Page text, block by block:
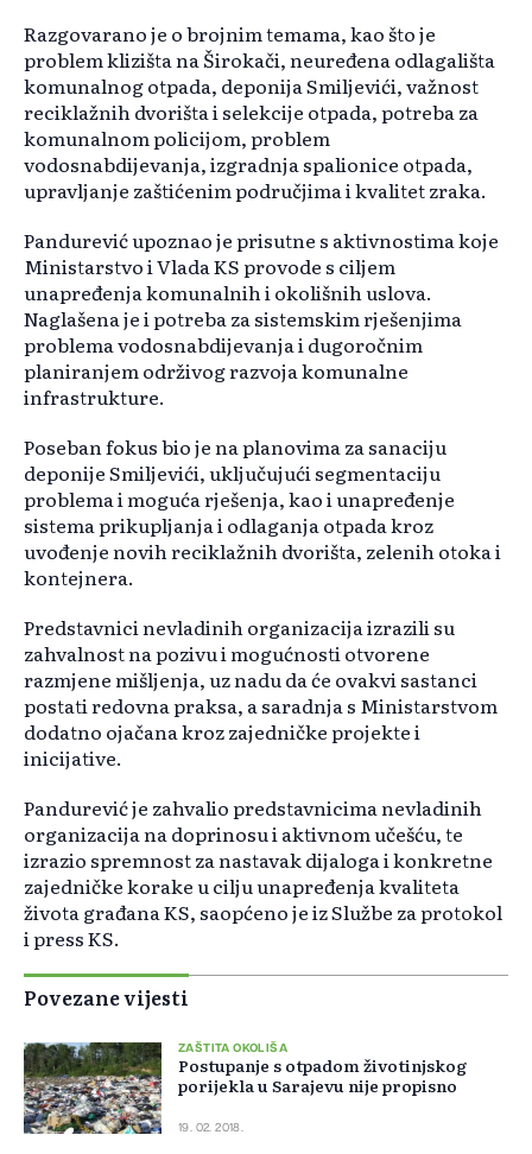
Razgovarano je o brojnim temama, kao što je
problem klizišta na Širokači, neuređena odlagališta
komunalnog otpada, deponija Smiljevići, važnost
reciklažnih dvorišta i selekcije otpada, potreba za
komunalnom policijom, problem
vodosnabdijevanja, izgradnja spalionice otpada,
upravljanje zaštićenim područjima i kvalitet zraka.
Pandurević upoznao je prisutne s aktivnostima koje
Ministarstvo i Vlada KS provode s ciljem
unapređenja komunalnih i okolišnih uslova.
Naglašena je i potreba za sistemskim rješenjima
problema vodosnabdijevanja i dugoročnim
planiranjem održivog razvoja komunalne
infrastrukture.
Poseban fokus bio je na planovima za sanaciju
deponije Smiljevići, uključujući segmentaciju
problema i moguća rješenja, kao i unapređenje
sistema prikupljanja i odlaganja otpada kroz
uvođenje novih reciklažnih dvorišta, zelenih otoka i
kontejnera.
Predstavnici nevladinih organizacija izrazili su
zahvalnost na pozivu i mogućnosti otvorene
razmjene mišljenja, uz nadu da će ovakvi sastanci
postati redovna praksa, a saradnja s Ministarstvom
dodatno ojačana kroz zajedničke projekte i
inicijative.
Pandurević je zahvalio predstavnicima nevladinih
organizacija na doprinosu i aktivnom učešću, te
izrazio spremnost za nastavak dijaloga i konkretne
zajedničke korake u cilju unapređenja kvaliteta
života građana KS, saopćeno je iz Službe za protokol
i press KS.
Povezane vijesti
ZAŠTITA OKOLIŠA
Postupanje s otpadom životinjskog
porijekla u Sarajevu nije propisno
19. 02. 2018.